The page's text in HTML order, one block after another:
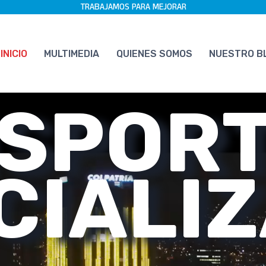
TRABAJAMOS PARA MEJORAR
INICIO MULTIMEDIA QUIENES SOMOS NUESTRO